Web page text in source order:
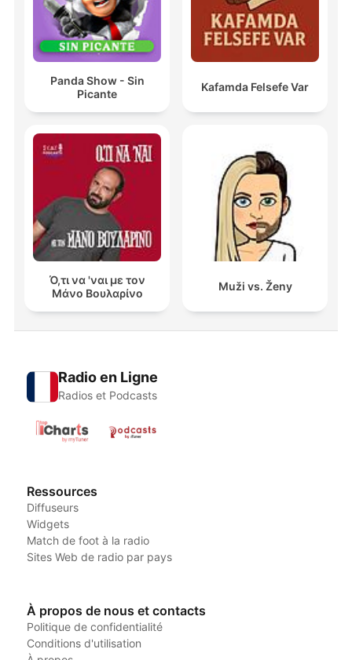
Panda Show - Sin
Picante
Kafamda Felsefe Var
Ό,τι να 'ναι με τον
Μάνο Βουλαρίνο
Muži vs. Ženy
Radio en Ligne
Radios et Podcasts
Ressources
Diffuseurs
Widgets
Match de foot à la radio
Sites Web de radio par pays
À propos de nous et contacts
Politique de confidentialité
Conditions d'utilisation